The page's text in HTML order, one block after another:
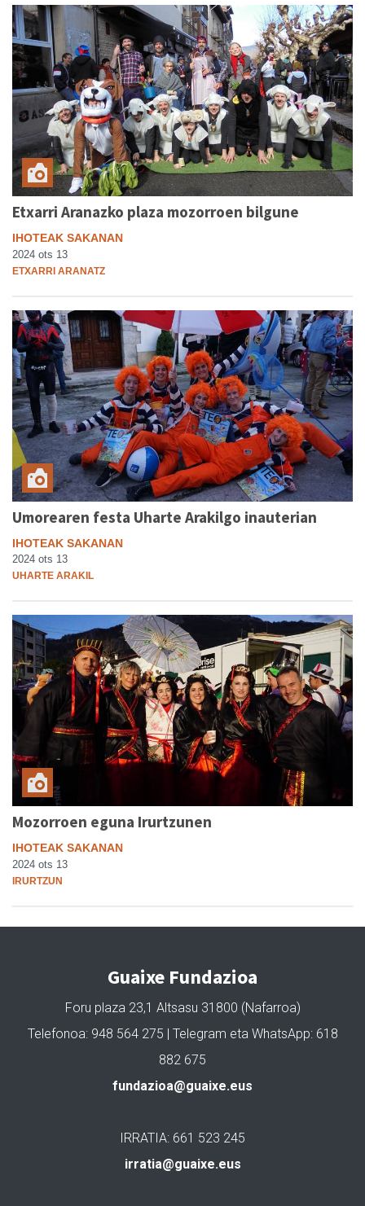
Etxarri Aranazko plaza mozorroen bilgune
IHOTEAK SAKANAN
2024 ots 13
ETXARRI ARANATZ
Umorearen festa Uharte Arakilgo inauterian
IHOTEAK SAKANAN
2024 ots 13
UHARTE ARAKIL
Mozorroen eguna Irurtzunen
IHOTEAK SAKANAN
2024 ots 13
IRURTZUN
Guaixe Fundazioa
Foru plaza 23,1 Altsasu 31800 (Nafarroa)
Telefonoa: 948 564 275 | Telegram eta WhatsApp: 618
882 675
fundazioa@guaixe.eus
IRRATIA: 661 523 245
irratia@guaixe.eus